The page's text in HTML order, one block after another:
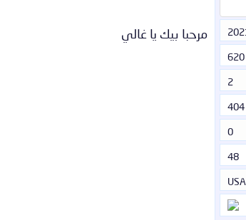
620
2
404
0
48
USA
مرحبا بيك يا غالي